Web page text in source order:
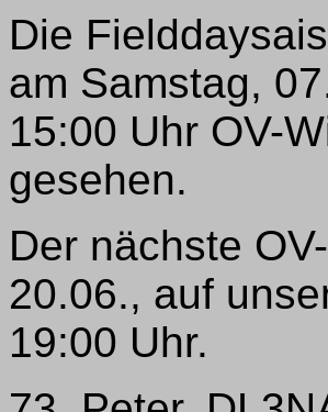
Die
am Samstag,
15:00 Uhr OV-
gesehen.
Der nächste
20.06., auf
19:00 Uhr.